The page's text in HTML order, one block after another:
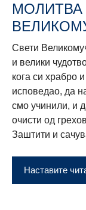
Свети
и велики
кога си храбро
исповедао, да
смо учинили, и
очисти од
Заштити и
Наставите